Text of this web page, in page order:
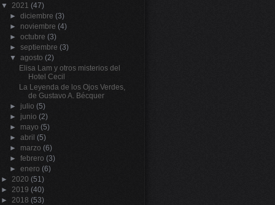
▼ 2021 (47)
►diciembre (3)
► noviembre (4)
►octubre (3)
►septiembre (3)
▼agosto (2)
Elisa Lam y otros misterios del
Hotel Cecil
La Leyenda de los Ojos Verdes,
de Gustavo A. Bécquer
► julio (5)
► junio (2)
► mayo (5)
►abril (5)
► marzo (6)
►febrero (3)
►enero (6)
► 2020 (51)
► 2019 (40)
► 2018 (53)